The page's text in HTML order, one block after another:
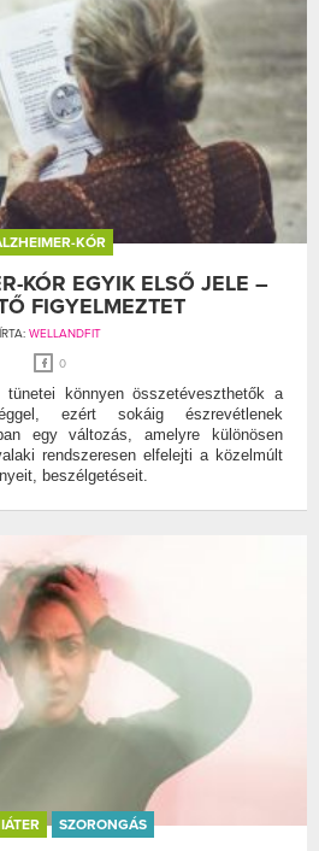
KÓR
KÓR EGYIK ELSŐ JELE –
FIGYELMEZTET
ÍRTA: WELLANDFIT
0
könnyen összetéveszthetők a
ezért sokáig észrevétlenek
egy változás, amelyre különösen
rendszeresen elfelejti a közelmúlt
beszélgetéseit.
SZORONGÁS